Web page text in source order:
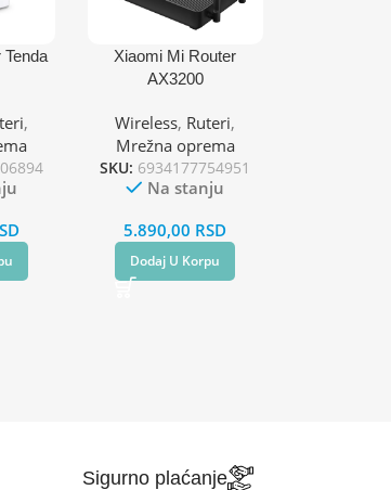
3L
,
Xiaomi Mi Router
AX3200
Wireless, Ruteri,
Mrežna oprema
SKU: 6934177754951
Na stanju
5.890,00 RSD
Dodaj U Korpu
Sigurno plaćanje